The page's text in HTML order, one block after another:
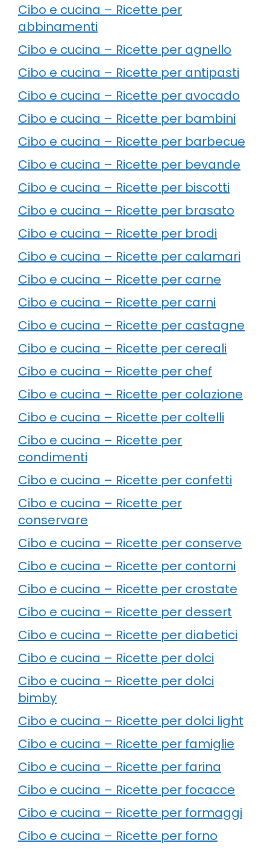
Cibo e cucina – Ricette per
abbinamenti
Cibo e cucina – Ricette per agnello
Cibo e cucina – Ricette per antipasti
Cibo e cucina – Ricette per avocado
Cibo e cucina – Ricette per bambini
Cibo e cucina – Ricette per barbecue
Cibo e cucina – Ricette per bevande
Cibo e cucina – Ricette per biscotti
Cibo e cucina – Ricette per brasato
Cibo e cucina – Ricette per brodi
Cibo e cucina – Ricette per calamari
Cibo e cucina – Ricette per carne
Cibo e cucina – Ricette per carni
Cibo e cucina – Ricette per castagne
Cibo e cucina – Ricette per cereali
Cibo e cucina – Ricette per chef
Cibo e cucina – Ricette per colazione
Cibo e cucina – Ricette per coltelli
Cibo e cucina – Ricette per
condimenti
Cibo e cucina – Ricette per confetti
Cibo e cucina – Ricette per
conservare
Cibo e cucina – Ricette per conserve
Cibo e cucina – Ricette per contorni
Cibo e cucina – Ricette per crostate
Cibo e cucina – Ricette per dessert
Cibo e cucina – Ricette per diabetici
Cibo e cucina – Ricette per dolci
Cibo e cucina – Ricette per dolci
bimby
Cibo e cucina – Ricette per dolci light
Cibo e cucina – Ricette per famiglie
Cibo e cucina – Ricette per farina
Cibo e cucina – Ricette per focacce
Cibo e cucina – Ricette per formaggi
Cibo e cucina – Ricette per forno